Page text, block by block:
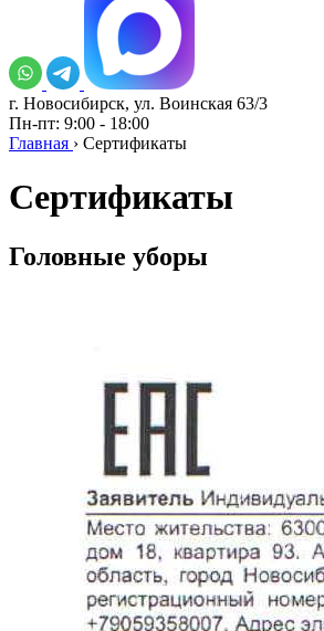
г. Новосибирск, ул. Воинская 63/3
Пн-пт: 9:00 - 18:00
Главная › Сертификаты
Сертификаты
Головные уборы